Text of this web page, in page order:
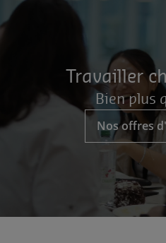
Travailler
Bien plus
Nos offres